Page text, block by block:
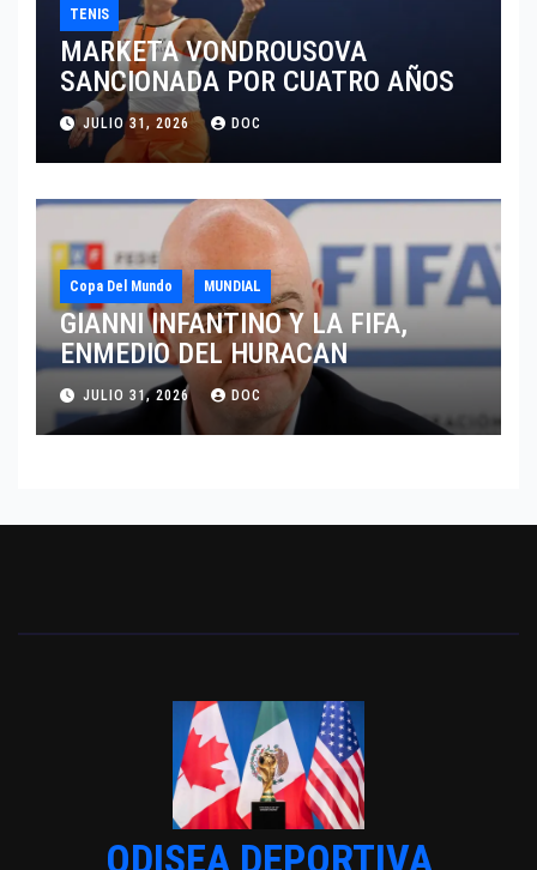
TENIS
MARKETA VONDROUSOVA
SANCIONADA POR CUATRO AÑOS
JULIO 31, 2026 DOC
Copa Del Mundo MUNDIAL
GIANNI INFANTINO Y LA FIFA,
ENMEDIO DEL HURACAN
JULIO 31, 2026 DOC
ODISEA DEPORTIVA